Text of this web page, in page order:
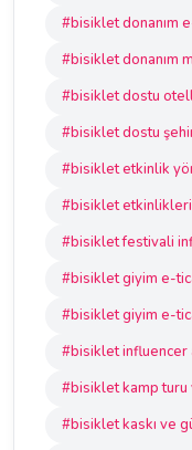
#bisiklet donanım
#bisiklet donanım
#bisiklet dostu
#bisiklet dostu
#bisiklet etkinlik
#bisiklet etkinlikleri
#bisiklet festivali
#bisiklet giyim e-
#bisiklet giyim e-
#bisiklet influencer
#bisiklet kamp
#bisiklet kaskı ve